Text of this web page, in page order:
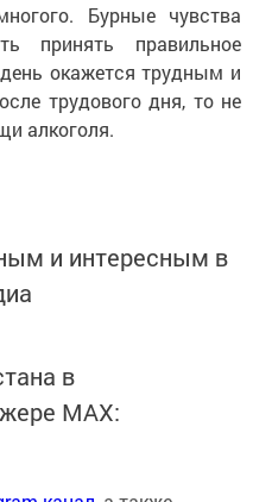
Бурные чувства
принять правильное
окажется трудным и
трудового дня, то не
алкоголя.
и интересным в
в
MАХ: